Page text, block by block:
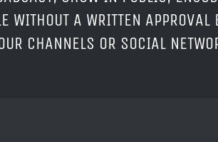
WITHOUT A WRITTEN
CHANNELS OR SOCIAL